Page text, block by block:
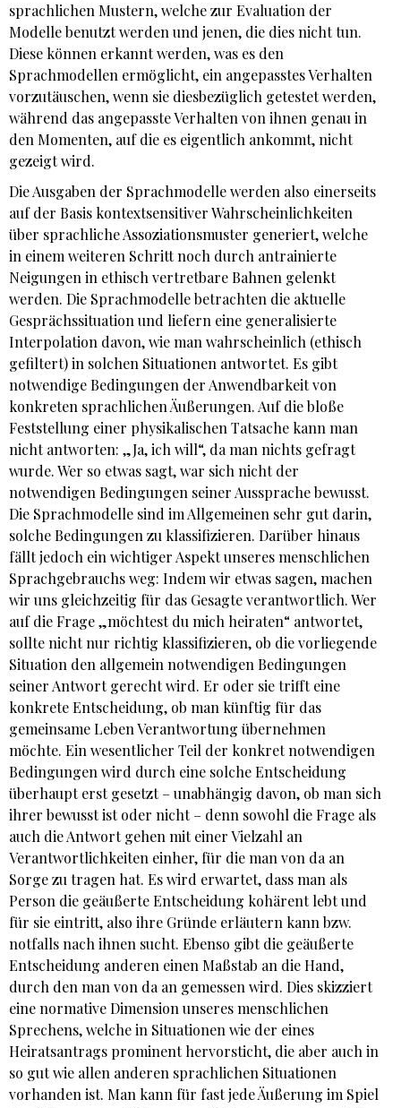
sprachlichen Mustern, welche zur Evaluation der
Modelle benutzt werden und jenen, die dies nicht tun.
Diese können erkannt werden, was es den
Sprachmodellen ermöglicht, ein angepasstes Verhalten
vorzutäuschen, wenn sie diesbezüglich getestet werden,
während das angepasste Verhalten von ihnen genau in
den Momenten, auf die es eigentlich ankommt, nicht
gezeigt wird.
Die Ausgaben der Sprachmodelle werden also einerseits
auf der Basis kontextsensitiver Wahrscheinlichkeiten
über sprachliche Assoziationsmuster generiert, welche
in einem weiteren Schritt noch durch antrainierte
Neigungen in ethisch vertretbare Bahnen gelenkt
werden. Die Sprachmodelle betrachten die aktuelle
Gesprächssituation und liefern eine generalisierte
Interpolation davon, wie man wahrscheinlich (ethisch
gefiltert) in solchen Situationen antwortet. Es gibt
notwendige Bedingungen der Anwendbarkeit von
konkreten sprachlichen Äußerungen. Auf die bloße
Feststellung einer physikalischen Tatsache kann man
nicht antworten: „Ja, ich will“, da man nichts gefragt
wurde. Wer so etwas sagt, war sich nicht der
notwendigen Bedingungen seiner Aussprache bewusst.
Die Sprachmodelle sind im Allgemeinen sehr gut darin,
solche Bedingungen zu klassifizieren. Darüber hinaus
fällt jedoch ein wichtiger Aspekt unseres menschlichen
Sprachgebrauchs weg: Indem wir etwas sagen, machen
wir uns gleichzeitig für das Gesagte verantwortlich. Wer
auf die Frage „möchtest du mich heiraten“ antwortet,
sollte nicht nur richtig klassifizieren, ob die vorliegende
Situation den allgemein notwendigen Bedingungen
seiner Antwort gerecht wird. Er oder sie trifft eine
konkrete Entscheidung, ob man künftig für das
gemeinsame Leben Verantwortung übernehmen
möchte. Ein wesentlicher Teil der konkret notwendigen
Bedingungen wird durch eine solche Entscheidung
überhaupt erst gesetzt – unabhängig davon, ob man sich
ihrer bewusst ist oder nicht – denn sowohl die Frage als
auch die Antwort gehen mit einer Vielzahl an
Verantwortlichkeiten einher, für die man von da an
Sorge zu tragen hat. Es wird erwartet, dass man als
Person die geäußerte Entscheidung kohärent lebt und
für sie eintritt, also ihre Gründe erläutern kann bzw.
notfalls nach ihnen sucht. Ebenso gibt die geäußerte
Entscheidung anderen einen Maßstab an die Hand,
durch den man von da an gemessen wird. Dies skizziert
eine normative Dimension unseres menschlichen
Sprechens, welche in Situationen wie der eines
Heiratsantrags prominent hervorsticht, die aber auch in
so gut wie allen anderen sprachlichen Situationen
vorhanden ist. Man kann für fast jede Äußerung im Spiel